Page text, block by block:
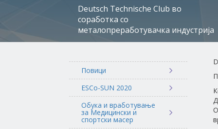
Deutsch Technische Club во
соработка со
металопреработувачка индустрија
Повици
ESCo-SUN 2020
Обука и вработување
за Медицински и
спортски масер